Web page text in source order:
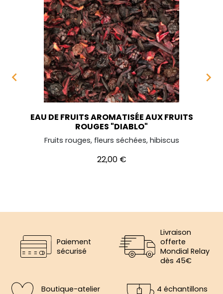

EAU DE FRUITS AROMATISÉE AUX FRUITS
ROUGES "DIABLO"
Fruits rouges, fleurs séchées, hibiscus
Prix
22,00 €

Paiement
sécurisé
Livraison
offerte
Mondial Relay
dès 45€
Boutique-atelier
4 échantillons